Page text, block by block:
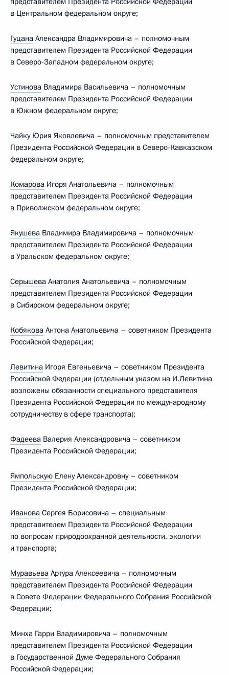
в Центральном федеральном округе;
Гуцана Александра Владимировича – полномочным
представителем Президента Российской Федерации
в Северо-Западном федеральном округе;
Устинова Владимира Васильевича – полномочным
представителем Президента Российской Федерации
в Южном федеральном округе;
ЧайкуЮрия Яковлевича – полномочным представителем
Президента Российской Федерации в Северо-Кавказском
федеральном округе;
Комарова Игоря Анатольевича – полномочным
представителем Президента Российской Федерации
в Приволжском федеральном округе;
Якушева Владимира Владимировича – полномочным
представителем Президента Российской Федерации
в Уральском федеральном округе;
Серышева Анатолия Анатольевича – полномочным
представителем Президента Российской Федерации
в Сибирском федеральном округе;
Кобякова Антона Анатольевича – советником Президента
Российской Федерации;
Левитина Игоря Евгеньевича – советником Президента
Российской Федерации (отдельным указом на И.Левитина
возложены обязанности специального представителя
Президента Российской Федерации по международному
сотрудничеству в сфере транспорта);
Фадеева Валерия Александровича – советником
Президента Российской Федерации;
Ямпольскую Елену Александровну – советником
Президента Российской Федерации;
Иванова Сергея Борисовича – специальным
представителем Президента Российской Федерации
по вопросам природоохранной деятельности, экологии
и транспорта;
Муравьева Артура Алексеевича – полномочным
представителем Президента Российской Федерации
в Совете Федерации Федерального Собрания Российской
Федерации;
Минха Гарри Владимировича – полномочным
представителем Президента Российской Федерации
в Государственной Думе Федерального Собрания
Российской Федерации;